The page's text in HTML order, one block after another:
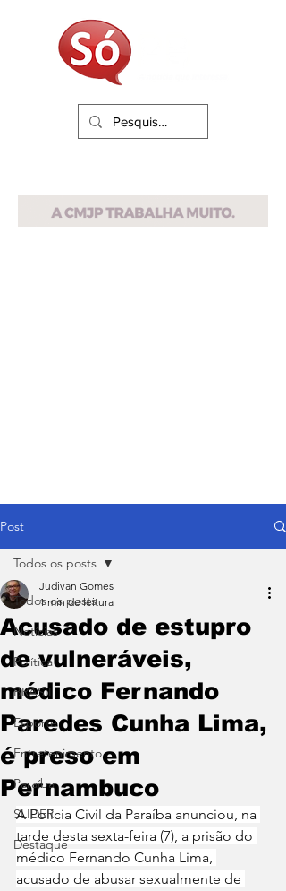
Post
Todos os posts
Notícias
Política
BRASIL
Esporte
Entretenimento
Paraíba
SLIDER
Destaque
Todos os posts
Acusado de estupro
de vulneráveis,
médico Fernando
Paredes Cunha Lima,
é preso em
Pernambuco
Judivan Gomes
1 min de leitura
A Polícia Civil da Paraíba anunciou, na
tarde desta sexta-feira (7), a prisão do
médico Fernando Cunha Lima,
acusado de abusar sexualmente de